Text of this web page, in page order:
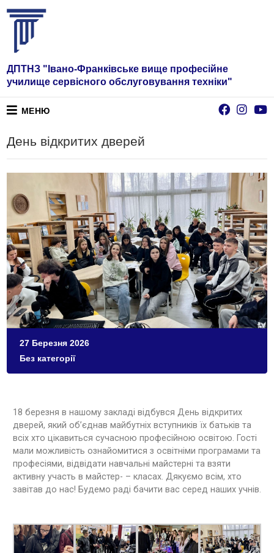
ДПТНЗ "Івано-Франківське вище професійне
училище сервісного обслуговування техніки"
МЕНЮ
День відкритих дверей
27 Березня 2026
Без категорії
18 березня в нашому закладі відбувся День відкритих
дверей, який об’єднав майбутніх вступників їх батьків та
всіх хто цікавиться сучасною професійною освітою. Гості
мали можливість ознайомитися з освітніми програмами та
професіями, відвідати навчальні майстерні та взяти
активну участь в майстер- – класах. Дякуємо всім, хто
завітав до нас! Будемо раді бачити вас серед наших учнів.